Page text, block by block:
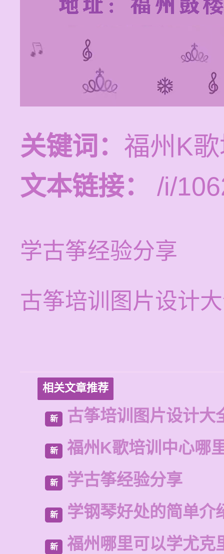
关键词： 福州K
文本链接：
/i/
学古筝经验分享
古筝培训图片设计
相关文章推荐
新 古筝培训图片设计大
新 福州K歌培训中心哪
新 学古筝经验分享
新 学钢琴好处的简单介
新 福州哪里可以学尤克